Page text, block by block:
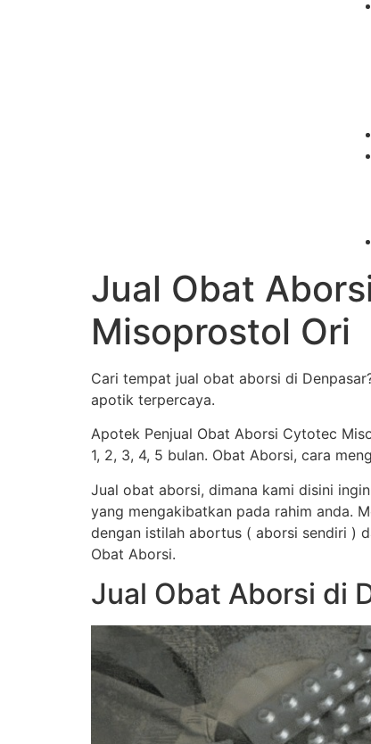
Jual Obat
Misoprostol Ori
Cari tempat jual obat aborsi di
apotik terpercaya.
Apotek Penjual Obat Aborsi Cytotec
1, 2, 3, 4, 5 bulan. Obat Aborsi, cara
Jual obat aborsi, dimana kami disini
yang mengakibatkan pada rahim anda.
dengan istilah abortus ( aborsi sendiri )
Obat Aborsi.
Jual Obat Aborsi di